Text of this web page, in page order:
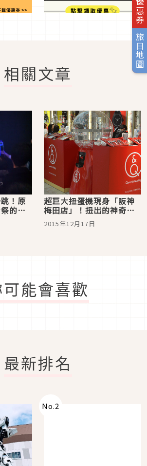
旅日地圖
相關文章
！原
的
這
超巨大扭蛋機現身「阪神
梅田店」！扭出的神奇商
品竟然是手錶！
2015年12月17日
能會喜歡
最新排名
No.2